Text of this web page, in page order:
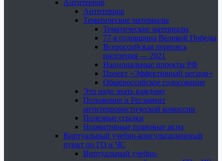
Антитеррор
Антитеррор
Тематические материалы
Тематические материалы
77-я годовщина Великой Победы
Всероссийская перепись
населения — 2021
Национальные проекты РФ
Проект «Эффективный регион»
Общероссийское голосование
Это надо знать каждому
Положение и Регламент
антитеррористической комиссии
Полезные ссылки
Нормативные правовые акты
Виртуальный учебно-консультационный
пункт по ГО и ЧС
Виртуальный учебно-